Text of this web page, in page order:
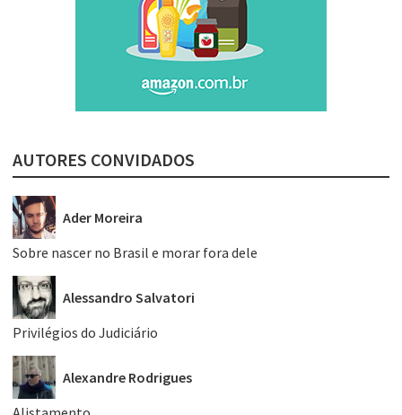
AUTORES CONVIDADOS
Ader Moreira
Sobre nascer no Brasil e morar fora dele
Alessandro Salvatori
Privilégios do Judiciário
Alexandre Rodrigues